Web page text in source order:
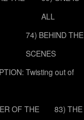
ALL
74) BEHIND THE
SCENES
Twisting out of
OF THE
83) THE